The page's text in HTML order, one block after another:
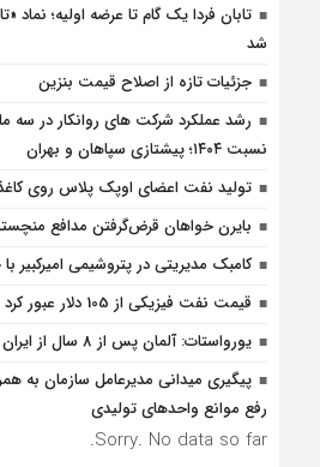
تابان فردا یک گام تا عرضه اولیه؛ نماد
شد
جزئیات تازه از اصلاح قیمت بنزین
نسبت ۱۴۰۴؛ پیشتازی سپاهان و بهران
تولید نفت اعضای اوپک پلاس روی
بایرن خواهان قرض‌گرفتن مدافع
کامبک مدیریتی در پتروشیمی امیرکبیر
قیمت نفت فیزیکی از 105 دلار عبور کرد
یورواستات: آلمان پس از 8 سال از ایران نفت وارد کرد
پیگیری میدانی مدیرعامل سازمان به
رفع موانع واحدهای تولیدی
Sorry. No data so far.